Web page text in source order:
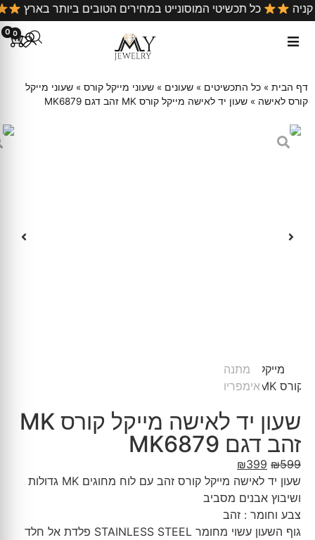
קניה כל תכשיטי המוסונייט במחירים הטובים ביותר בארץ
0 0
דף הבית » כל התכשיטים » שעונים » שעוני מייקל קורס » שעוני מייקל
קורס לאישה » שעון יד לאישה מייקל קורס MK זהב דגם MK6879
שעון יד לאישה מייקל קורס MK
זהב דגם MK6879
₪599
₪399
שעון יד לאישה מייקל קורס זהב עם לוח מחוגים MK גדולות
ושיבוץ אבנים מסביב
צבע וחומר : זהב
גוף השעון עשוי מחומר STAINLESS STEEL פלדת אל חלד